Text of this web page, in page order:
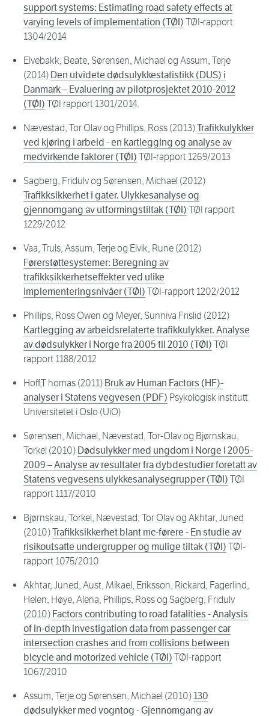
support systems: Estimating road safety effects at
varying levels of implementation (TØI) TØI-rapport
1304/2014
Elvebakk, Beate, Sørensen, Michael og Assum, Terje
(2014) Den utvidete dødsulykkestatistikk (DUS) i
Danmark – Evaluering av pilotprosjektet 2010-2012
(TØI) TØI rapport 1301/2014.
Nævestad, Tor Olav og Phillips, Ross (2013)Trafikkulykker
ved kjøring i arbeid - en kartlegging og analyse av
medvirkende faktorer (TØI) TØI-rapport 1269/2013
Sagberg, Fridulv og Sørensen, Michael (2012)
Trafikksikkerhet i gater. Ulykkesanalyse og
gjennomgang av utformingstiltak (TØI) TØI rapport
1229/2012
Vaa, Truls, Assum, Terje og Elvik, Rune (2012)
Førerstøttesystemer: Beregning av
trafikksikkerhetseffekter ved ulike
implementeringsnivåer (TØI) TØI-rapport 1202/2012
Phillips, Ross Owen og Meyer, Sunniva Frislid (2012)
Kartlegging av arbeidsrelaterte trafikkulykker. Analyse
av dødsulykker i Norge fra 2005 til 2010 (TØI) TØI
rapport 1188/2012
Hoff,T homas (2011) Bruk av Human Factors (HF)-
analyser i Statens vegvesen (PDF) Psykologisk institutt
Universitetet i Oslo (UiO)
Sørensen, Michael, Nævestad, Tor-Olav og Bjørnskau,
Torkel (2010) Dødsulykker med ungdom i Norge i 2005-
2009 – Analyse av resultater fra dybdestudier foretatt av
Statens vegvesens ulykkesanalysegrupper (TØI) TØI
rapport 1117/2010
Bjørnskau, Torkel, Nævestad, Tor Olav og Akhtar, Juned
(2010)Trafikksikkerhet blant mc-førere - En studie av
risikoutsatte undergrupper og mulige tiltak (TØI) TØI-
rapport 1075/2010
Akhtar, Juned, Aust, Mikael, Eriksson, Rickard, Fagerlind,
Helen, Høye, Alena, Phillips, Ross og Sagberg, Fridulv
(2010) Factors contributing to road fatalities - Analysis
of in-depth investigation data from passenger car
intersection crashes and from collisions between
bicycle and motorized vehicle (TØI) TØI-rapport
1067/2010
Assum, Terje og Sørensen, Michael (2010)130
dødsulykker med vogntog - Gjennomgang av